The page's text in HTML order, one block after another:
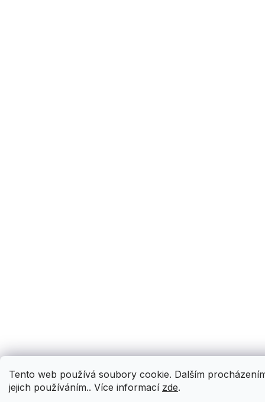
Tento web používá soubory cookie. Dalším
jejich používáním.. Více informací zde.